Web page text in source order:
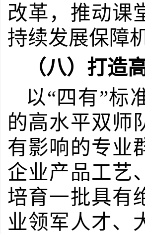
改革，推动课
持续发展保障
（八）打造
以“四有”标
的高水平双师
有影响的专业
企业产品工艺
培育一批具有
业领军人才、